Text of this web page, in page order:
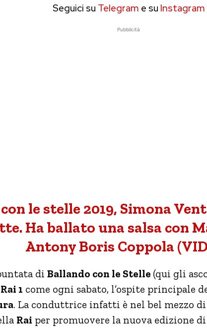
Seguici su Telegram e su Instagram
Pubblicità
le stelle 2019, Simona
Ha ballato una salsa con
Antony Boris Coppola
di Ballando con le Stelle (qui gli
Rai 1 come ogni sabato, l’ospite principale
. La conduttrice infatti è nel bel mezzo
Rai per promuovere la nuova edizione di